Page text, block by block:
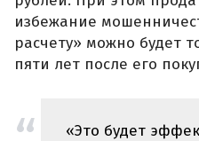
избежание
расчету» можно будет
пяти лет после его
«Это будет